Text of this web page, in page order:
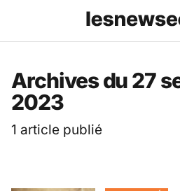
Les
Archives du 27
2023
1 article publié